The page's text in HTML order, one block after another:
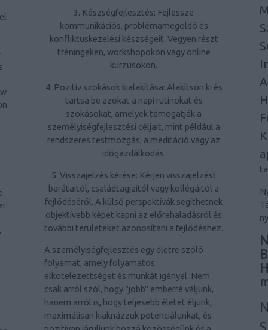
3. Készségfejlesztés: Fejlessze
kommunikációs, problémamegoldó és
konfliktuskezelési készségeit. Vegyen részt
tréningeken, workshopokon vagy online
kurzusokon.
4. Pozitív szokások kialakítása: Alakítson ki és
tartsa be azokat a napi rutinokat és
szokásokat, amelyek támogatják a
személyiségfejlesztési céljait, mint például a
rendszeres testmozgás, a meditáció vagy az
időgazdálkodás.
5. Visszajelzés kérése: Kérjen visszajelzést
barátaitól, családtagjaitól vagy kollégáitól a
fejlődéséről. A külső perspektívák segíthetnek
objektívebb képet kapni az előrehaladásról és
további területeket azonosítani a fejlődéshez.
A személyiségfejlesztés egy életre szóló
folyamat, amely folyamatos
elkötelezettséget és munkát igényel. Nem
csak arról szól, hogy "jobb" emberré váljunk,
hanem arról is, hogy teljesebb életet éljünk,
maximálisan kiaknázzuk potenciálunkat, és